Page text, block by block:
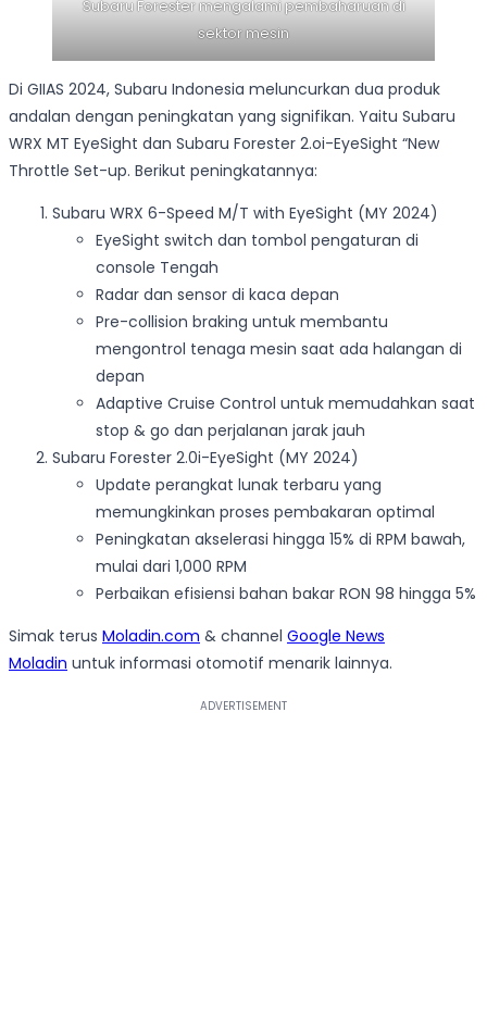
Subaru Forester mengalami pembaharuan di
sektor mesin
Di GIIAS 2024, Subaru Indonesia meluncurkan dua produk
andalan dengan peningkatan yang signifikan. Yaitu Subaru
WRX MT EyeSight dan Subaru Forester 2.oi-EyeSight “New
Throttle Set-up. Berikut peningkatannya:
Subaru WRX 6-Speed M/T with EyeSight (MY 2024)
EyeSight switch dan tombol pengaturan di
console Tengah
Radar dan sensor di kaca depan
Pre-collision braking untuk membantu
mengontrol tenaga mesin saat ada halangan di
depan
Adaptive Cruise Control untuk memudahkan saat
stop & go dan perjalanan jarak jauh
Subaru Forester 2.0i-EyeSight (MY 2024)
Update perangkat lunak terbaru yang
memungkinkan proses pembakaran optimal
Peningkatan akselerasi hingga 15% di RPM bawah,
mulai dari 1,000 RPM
Perbaikan efisiensi bahan bakar RON 98 hingga 5%
Simak terus Moladin.com & channel Google News
Moladin untuk informasi otomotif menarik lainnya.